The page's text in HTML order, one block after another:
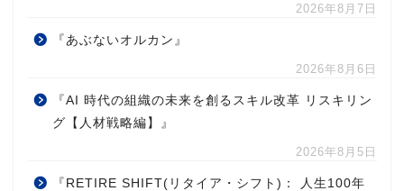
2026年8月7日
『あぶないオルカン』
2026年8月6日
『AI 時代の組織の未来を創るスキル改革 リスキリン
グ【人材戦略編】』
2026年8月5日
『RETIRE SHIFT(リタイア・シフト)： 人生100年